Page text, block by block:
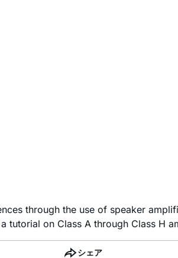
through the use of speaker
tutorial on Class A through Class H
シェア